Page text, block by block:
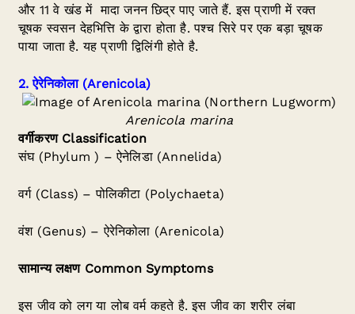
और 11 वे खंड में मादा जनन छिद्र पाए जाते हैं. इस प्राणी में रक्त
चूषक स्वसन देहभित्ति के द्वारा होता है. पश्च सिरे पर एक बड़ा चूषक
पाया जाता है. यह प्राणी द्विलिंगी होते है.
2.ऐरेनिकोला (Arenicola)
Arenicola marina
वर्गीकरण Classification
संघ (Phylum ) – ऐनेलिडा (Annelida)
वर्ग (Class) – पोलिकीटा (Polychaeta)
वंश (Genus) – ऐरेनिकोला (Arenicola)
सामान्य लक्षण Common Symptoms
इस जीव को लग या लोब वर्म कहते है. इस जीव का शरीर लंबा